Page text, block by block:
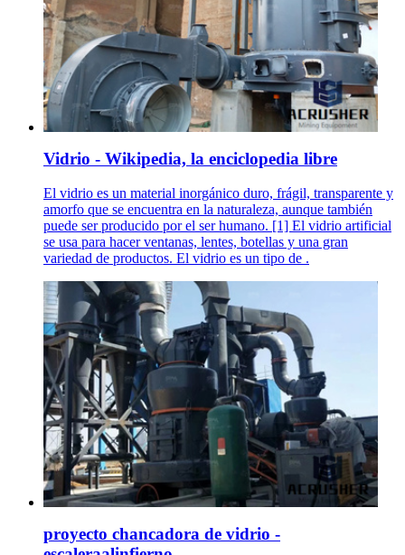
Vidrio - Wikipedia, la enciclopedia libre
El vidrio es un material inorgánico duro, frágil, transparente y
amorfo que se encuentra en la naturaleza, aunque también
puede ser producido por el ser humano. [1] El vidrio artificial
se usa para hacer ventanas, lentes, botellas y una gran
variedad de productos. El vidrio es un tipo de .
proyecto chancadora de vidrio -